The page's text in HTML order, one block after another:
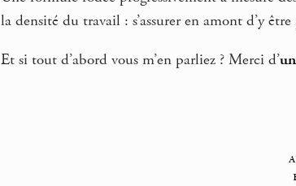
la densité du travail : s’assurer en amont d’y
Et si tout d’abord vous m’en parliez ? Merci d’